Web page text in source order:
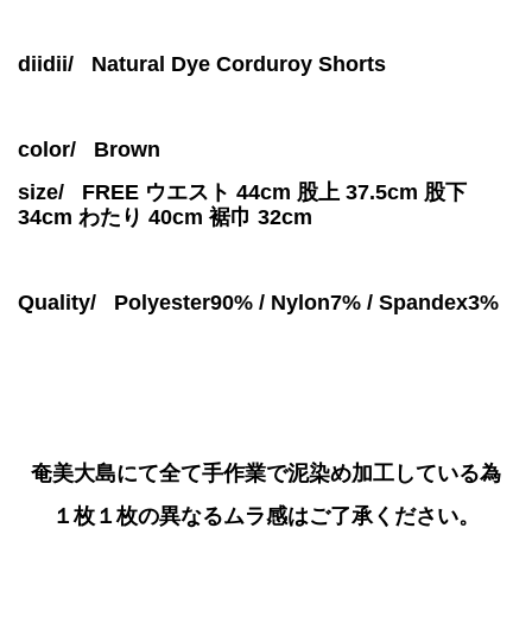
diidii/ Natural Dye Corduroy Shorts
color/ Brown
size/ FREE ウエスト 44cm 股上 37.5cm 股下
34cm わたり 40cm 裾巾 32cm
Quality/ Polyester90% / Nylon7% / Spandex3%
奄美大島にて全て手作業で泥染め加工している為
１枚１枚の異なるムラ感はご了承ください。